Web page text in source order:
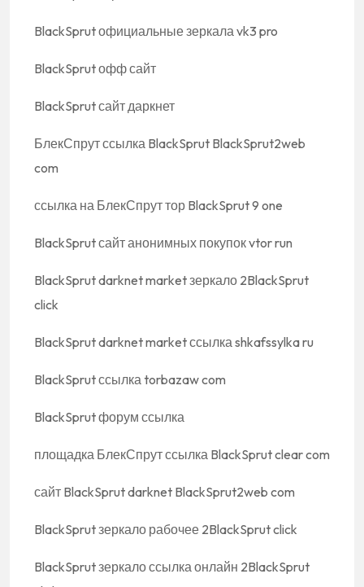
BlackSprut официальные зеркала vk3 pro
BlackSprut офф сайт
BlackSprut сайт даркнет
БлекСпрут ссылка BlackSprut BlackSprut2web
com
ссылка на БлекСпрут тор BlackSprut 9 one
BlackSprut сайт анонимных покупок vtor run
BlackSprut darknet market зеркало 2BlackSprut
click
BlackSprut darknet market ссылка shkafssylka ru
BlackSprut ссылка torbazaw com
BlackSprut форум ссылка
площадка БлекСпрут ссылка BlackSprut clear com
сайт BlackSprut darknet BlackSprut2web com
BlackSprut зеркало рабочее 2BlackSprut click
BlackSprut зеркало ссылка онлайн 2BlackSprut